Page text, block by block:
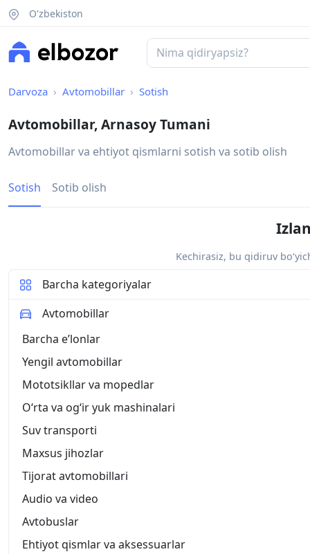
O'zbekiston
Darvoza Avtomobillar Sotish
Avtomobillar, Arnasoy Tumani
Avtomobillar va ehtiyot qismlarni sotish va sotib olish
Sotish Sotib olish
Kechirasiz, bu qidiruv
Barcha kategoriyalar
Avtomobillar
Barcha eʼlonlar
Yengil avtomobillar
Mototsikllar va mopedlar
O‘rta va og‘ir yuk mashinalari
Suv transporti
Maxsus jihozlar
Tijorat avtomobillari
Audio va video
Avtobuslar
Ehtiyot qismlar va aksessuarlar